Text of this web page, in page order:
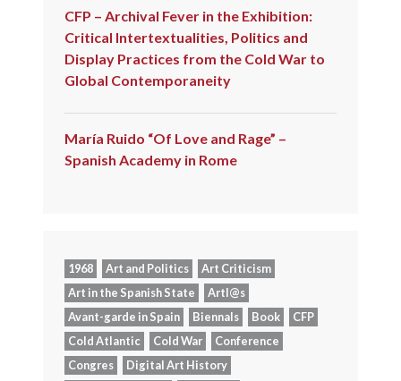
CFP – Archival Fever in the Exhibition:
Critical Intertextualities, Politics and
Display Practices from the Cold War to
Global Contemporaneity
María Ruido “Of Love and Rage” –
Spanish Academy in Rome
1968 Art and Politics
Art Criticism
Art in the Spanish State
Artl@s
Avant-garde in Spain
Biennals Book
CFP
Cold Atlantic
Cold War
Conference
Congres
Digital Art History